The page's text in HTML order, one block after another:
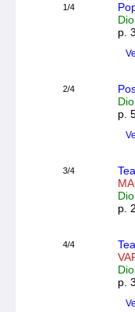
1/4
p.
2/4
p.
3/4
p.
4/4
p.